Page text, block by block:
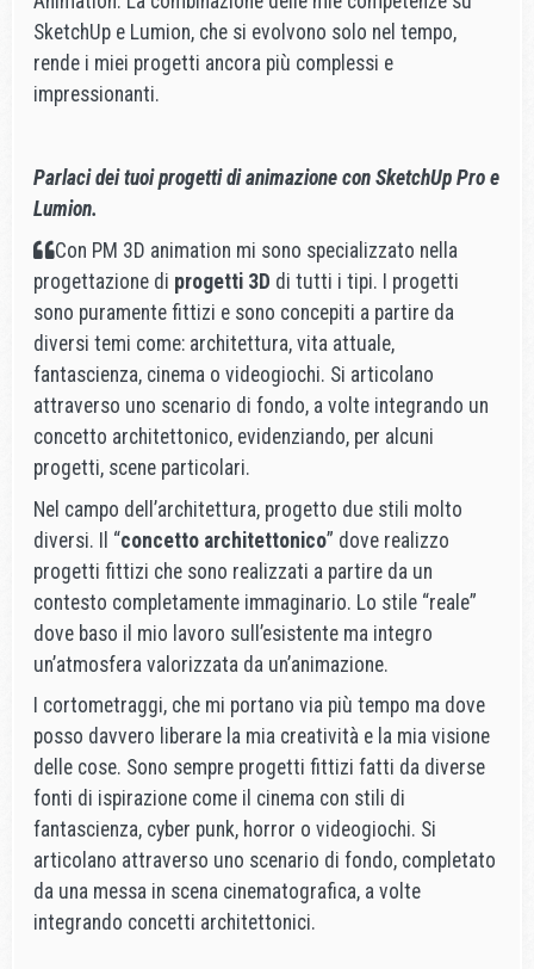
SketchUp e Lumion, che si evolvono solo nel tempo,
rende i miei progetti ancora più complessi e
impressionanti.
Parlaci dei tuoi progetti di animazione con SketchUp Pro e
Lumion.
Con PM 3D animation mi sono specializzato nella
progettazione di progetti 3D di tutti i tipi. I progetti
sono puramente fittizi e sono concepiti a partire da
diversi temi come: architettura, vita attuale,
fantascienza, cinema o videogiochi. Si articolano
attraverso uno scenario di fondo, a volte integrando un
concetto architettonico, evidenziando, per alcuni
progetti, scene particolari.
Nel campo dell’architettura, progetto due stili molto
diversi. Il “concetto architettonico” dove realizzo
progetti fittizi che sono realizzati a partire da un
contesto completamente immaginario. Lo stile “reale”
dove baso il mio lavoro sull’esistente ma integro
un’atmosfera valorizzata da un’animazione.
I cortometraggi, che mi portano via più tempo ma dove
posso davvero liberare la mia creatività e la mia visione
delle cose. Sono sempre progetti fittizi fatti da diverse
fonti di ispirazione come il cinema con stili di
fantascienza, cyber punk, horror o videogiochi. Si
articolano attraverso uno scenario di fondo, completato
da una messa in scena cinematografica, a volte
integrando concetti architettonici.